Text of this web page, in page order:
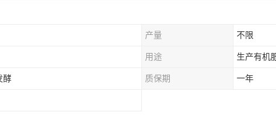
产量 不限
用途 生产有机
酵 质保期 一年